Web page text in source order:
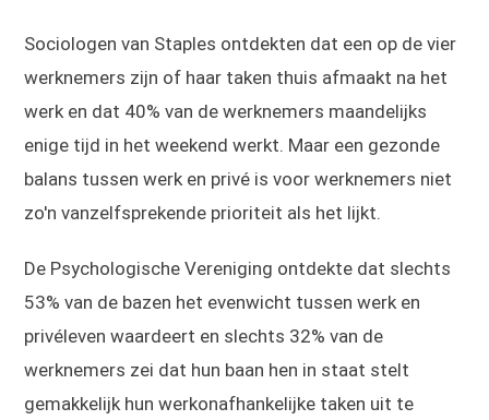
Sociologen van Staples ontdekten dat een op de vier
werknemers zijn of haar taken thuis afmaakt na het
werk en dat 40% van de werknemers maandelijks
enige tijd in het weekend werkt. Maar een gezonde
balans tussen werk en privé is voor werknemers niet
zo'n vanzelfsprekende prioriteit als het lijkt.
De Psychologische Vereniging ontdekte dat slechts
53% van de bazen het evenwicht tussen werk en
privéleven waardeert en slechts 32% van de
werknemers zei dat hun baan hen in staat stelt
gemakkelijk hun werkonafhankelijke taken uit te